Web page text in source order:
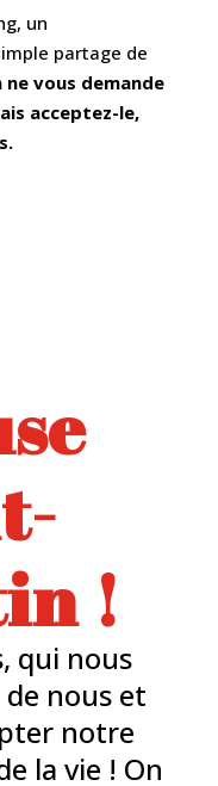
un
partage de
ne vous demande
acceptez-le,
!
qui nous
nous et
notre
la vie ! On